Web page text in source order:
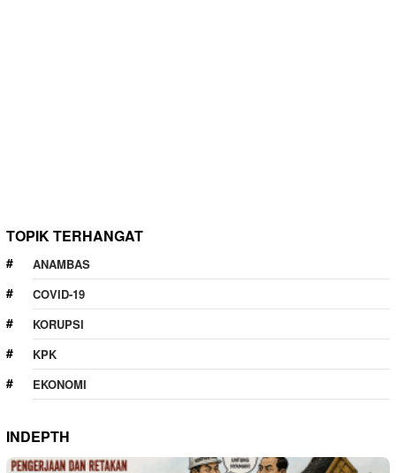
TOPIK TERHANGAT
ANAMBAS
COVID-19
KORUPSI
KPK
EKONOMI
INDEPTH